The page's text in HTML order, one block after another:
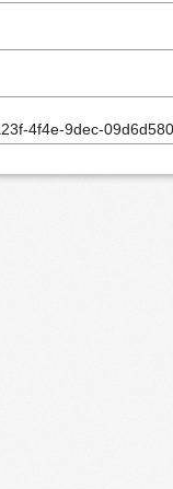
4f4e-9dec-